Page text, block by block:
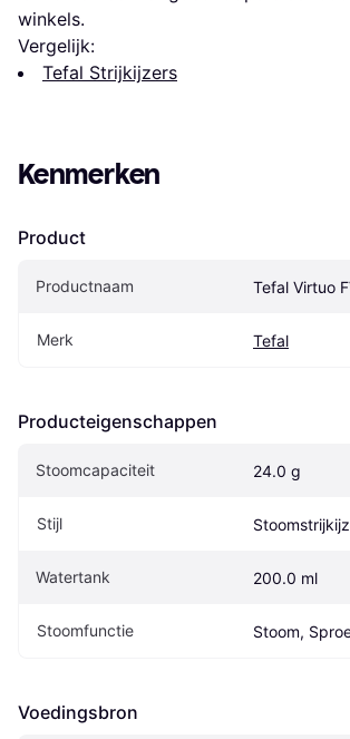
winkels.
Vergelijk:
Tefal Strijkijzers
Kenmerken
Product
Productnaam Tefal Virtuo
Merk Tefal
Producteigenschappen
Stoomcapaciteit 24.0 g
Stijl
Watertank 200.0 ml
Stoomfunctie Stoom,
Voedingsbron